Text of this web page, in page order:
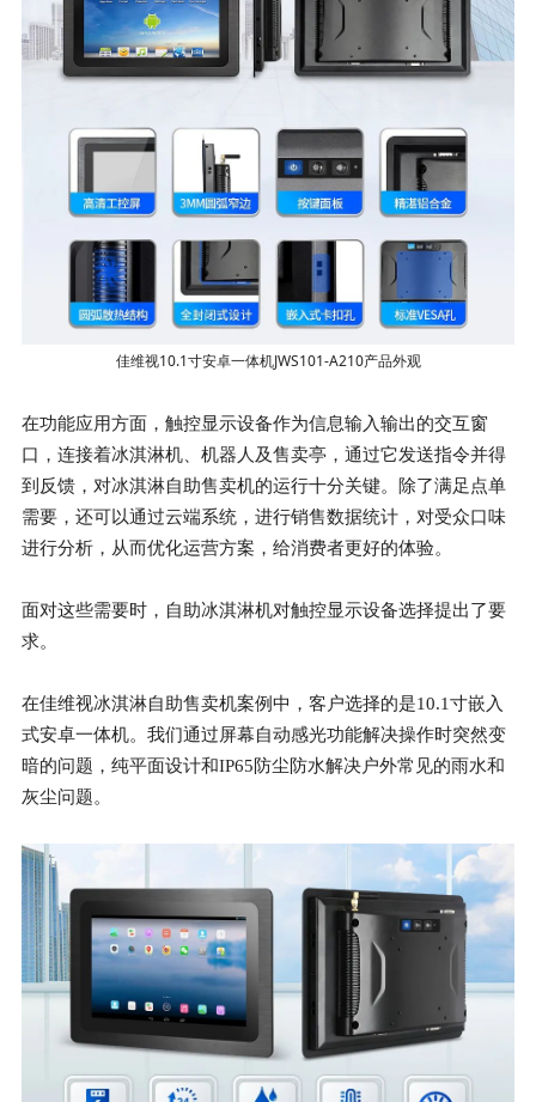
佳维视10.1寸安卓一体机JWS101-A210产品外观
在功能应用方面，触控显示设备作为信息输入输出的交互窗
口，连接着冰淇淋机、机器人及售卖亭，通过它发送指令并得
到反馈，对冰淇淋自助售卖机的运行十分关键。除了满足点单
需要，还可以通过云端系统，进行销售数据统计，对受众口味
进行分析，从而优化运营方案，给消费者更好的体验。
面对这些需要时，自助冰淇淋机对触控显示设备选择提出了要
求。
在佳维视冰淇淋自助售卖机案例中，客户选择的是10.1寸嵌入
式安卓一体机。我们通过屏幕自动感光功能解决操作时突然变
暗的问题，纯平面设计和IP65防尘防水解决户外常见的雨水和
灰尘问题。